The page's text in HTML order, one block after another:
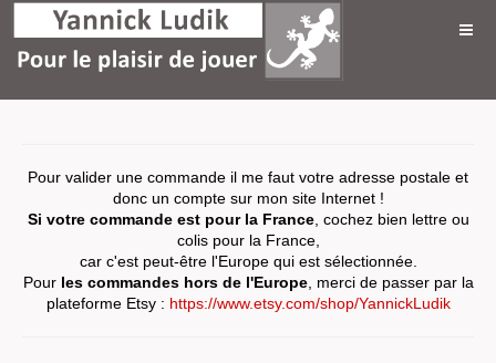
Pour valider une commande il me faut votre adresse postale et
donc un compte sur mon site Internet !
Si votre commande est pour la France, cochez bien lettre ou
colis pour la France,
car c'est peut-être l'Europe qui est sélectionnée.
Pour les commandes hors de l'Europe, merci de passer par la
plateforme Etsy : https://www.etsy.com/shop/YannickLudik